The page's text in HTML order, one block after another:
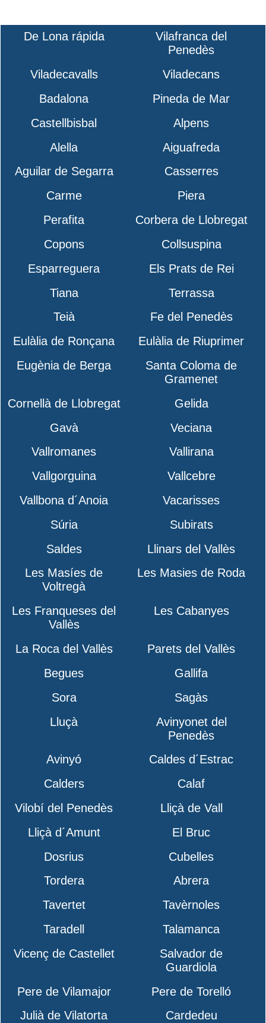
De Lona rápida
Vilafranca del
Penedès
Viladecavalls
Viladecans
Badalona
Pineda de Mar
Castellbisbal
Alpens
Alella
Aiguafreda
Aguilar de Segarra
Casserres
Carme
Piera
Perafita
Corbera de Llobregat
Copons
Collsuspina
Esparreguera
Els Prats de Rei
Tiana
Terrassa
Teià
Fe del Penedès
Eulàlia de Ronçana
Eulàlia de Riuprimer
Eugènia de Berga
Santa Coloma de
Gramenet
Cornellà de Llobregat
Gelida
Gavà
Veciana
Vallromanes
Vallirana
Vallgorguina
Vallcebre
Vallbona d´Anoia
Vacarisses
Súria
Subirats
Saldes
Llinars del Vallès
Les Masíes de
Voltregà
Les Masies de Roda
Les Franqueses del
Vallès
Les Cabanyes
La Roca del Vallès
Parets del Vallès
Begues
Gallifa
Sora
Sagàs
Lluçà
Avinyonet del
Penedès
Avinyó
Caldes d´Estrac
Calders
Calaf
Vilobí del Penedès
Lliçà de Vall
Lliçà d´Amunt
El Bruc
Dosrius
Cubelles
Tordera
Abrera
Tavertet
Tavèrnoles
Taradell
Talamanca
Vicenç de Castellet
Salvador de
Guardiola
Pere de Vilamajor
Pere de Torelló
Julià de Vilatorta
Cardedeu